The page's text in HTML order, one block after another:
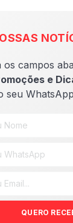
os campos
e
seu
QUERO